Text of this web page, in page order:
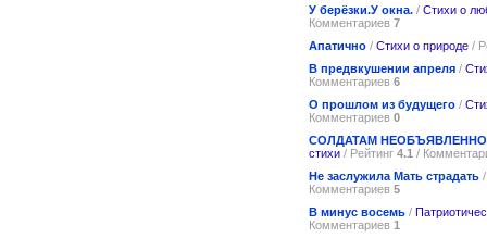
У берёзки.У окна. / Стихи о
Комментариев 7
Апатично / Стихи о природе /
В предвкушении апреля /
Комментариев 6
О прошлом из будущего /
Комментариев 0
СОЛДАТАМ
стихи / Рейтинг 4.1 /
Не заслужила Мать страдать
Комментариев 5
В минус восемь /
Комментариев 1